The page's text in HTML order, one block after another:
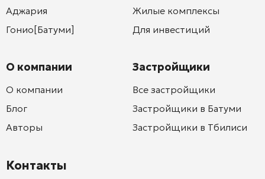
Аджария
Гонио[Батуми]
О компании
О компании
Блог
Авторы
Жилые комплексы
Для инвестиций
Застройщики
Все застройщики
Застройщики в Батуми
Застройщики в Тбилиси
Контакты